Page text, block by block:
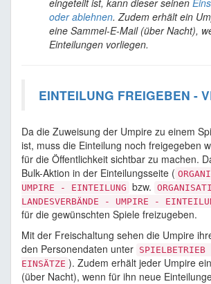
eingeteilt ist, kann dieser seinen
oder ablehnen. Zudem erhält ein
eine Sammel-E-Mail (über Nacht),
Einteilungen vorliegen.
EINTEILUNG FREIGEBEN -
Da die Zuweisung der Umpire zu einem
ist, muss die Einteilung noch freigegeben
für die Öffentlichkeit sichtbar zu machen.
Bulk-Aktion in der Einteilungsseite (
UMPIRE - EINTEILUNG bzw.
LANDESVERBÄNDE - UMPIRE -
für die gewünschten Spiele freizugeben.
Mit der Freischaltung sehen die Umpire
den Personendaten unter SPIELBETRIEB
EINSÄTZE ). Zudem erhält jeder Umpire
(über Nacht), wenn für ihn neue